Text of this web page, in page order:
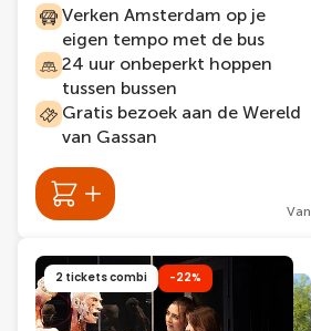
Verken Amsterdam op je
eigen tempo met de bus
24 uur onbeperkt hoppen
tussen bussen
Gratis bezoek aan de Wereld
van Gassan
Van
2 tickets combi -22%